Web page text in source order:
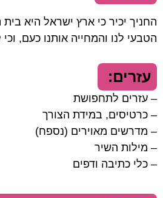
החניך יכיר כי ארץ ישראל היא
הטבעי לנו והמחייה אותנו כעם,
עזרים:
– עזרים לתחפושת
– כרטיסים, במידת הצורך
– מדרשים מאוירים (נספח)
– מילות השיר
– כלי כתיבה ודפים